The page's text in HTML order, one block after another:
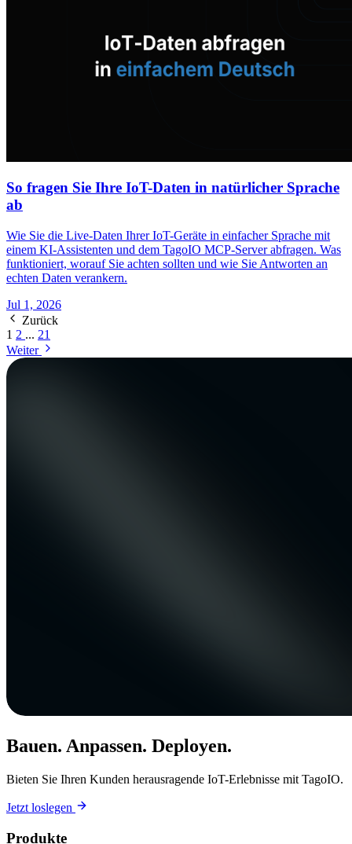
So fragen Sie Ihre IoT-Daten in natürlicher Sprache
ab
Wie Sie die Live-Daten Ihrer IoT-Geräte in einfacher Sprache mit
einem KI-Assistenten und dem TagoIO MCP-Server abfragen. Was
funktioniert, worauf Sie achten sollten und wie Sie Antworten an
echten Daten verankern.
Jul 1, 2026
Zurück
1 2 ... 21
Weiter
Bauen. Anpassen. Deployen.
Bieten Sie Ihren Kunden herausragende IoT-Erlebnisse mit TagoIO.
Jetzt loslegen
Produkte